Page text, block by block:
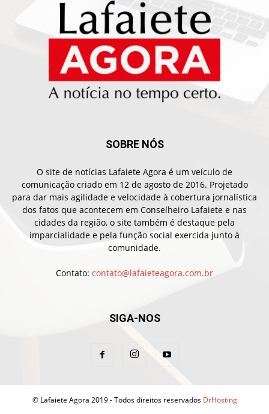
SOBRE NÓS
O site de notícias Lafaiete Agora é um veículo de
comunicação criado em 12 de agosto de 2016. Projetado
para dar mais agilidade e velocidade à cobertura jornalística
dos fatos que acontecem em Conselheiro Lafaiete e nas
cidades da região, o site também é destaque pela
imparcialidade e pela função social exercida junto à
comunidade.
Contato: contato@lafaieteagora.com.br
SIGA-NOS
© Lafaiete Agora 2019 - Todos direitos reservados DrHosting